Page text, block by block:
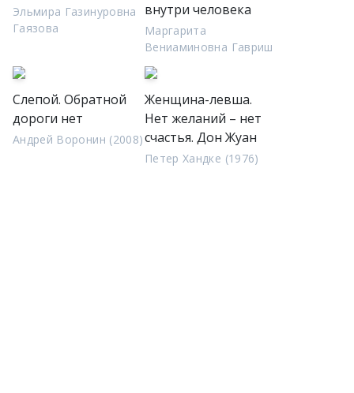
Эльмира Газинуровна
Гаязова
внутри человека
Маргарита
Вениаминовна Гавриш
Слепой. Обратной
дороги нет
Андрей Воронин (2008)
Женщина-левша.
Нет желаний – нет
счастья. Дон Жуан
Петер Хандке (1976)